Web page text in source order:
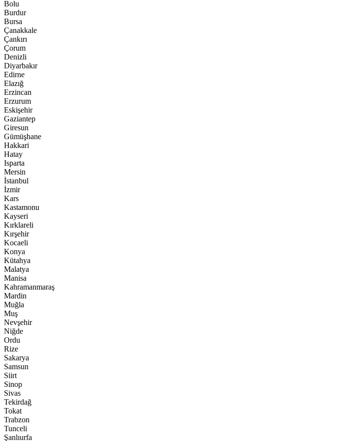
Bolu
Burdur
Bursa
Çanakkale
Çankırı
Çorum
Denizli
Diyarbakır
Edirne
Elazığ
Erzincan
Erzurum
Eskişehir
Gaziantep
Giresun
Gümüşhane
Hakkari
Hatay
Isparta
Mersin
İstanbul
İzmir
Kars
Kastamonu
Kayseri
Kırklareli
Kırşehir
Kocaeli
Konya
Kütahya
Malatya
Manisa
Kahramanmaraş
Mardin
Muğla
Muş
Nevşehir
Niğde
Ordu
Rize
Sakarya
Samsun
Siirt
Sinop
Sivas
Tekirdağ
Tokat
Trabzon
Tunceli
Şanlıurfa